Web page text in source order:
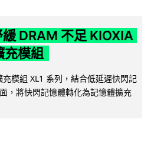
DRAM 不足 KIOXIA
充模組
模組 XL1 系列，結合低延遲快閃記
，將快閃記憶體轉化為記憶體擴充